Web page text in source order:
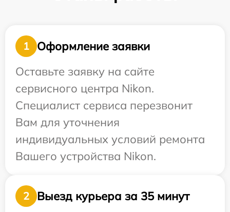
1
Оформление заявки
Оставьте заявку на сайте
сервисного центра Nikon.
Специалист сервиса перезвонит
Вам для уточнения
индивидуальных условий ремонта
Вашего устройства Nikon.
2
Выезд курьера за 35 минут